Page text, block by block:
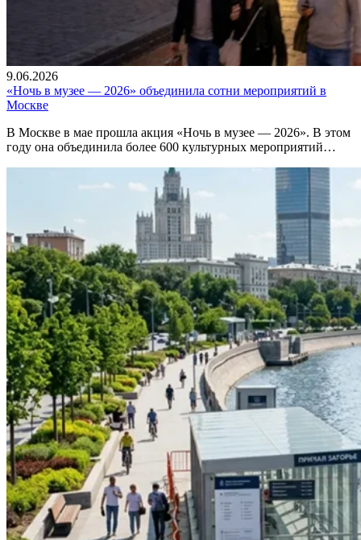
9.06.2026
«Ночь в музее — 2026» объединила сотни мероприятий в
Москве
В Москве в мае прошла акция «Ночь в музее — 2026». В этом
году она объединила более 600 культурных мероприятий…